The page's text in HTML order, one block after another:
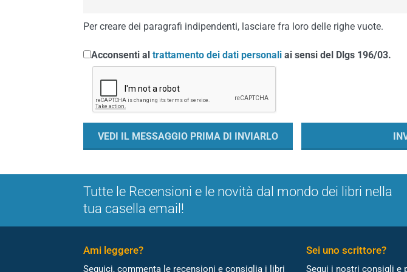
Per creare dei paragrafi indipendenti, lasciare fra loro delle righe vuote.
Acconsenti al trattamento dei dati personali ai sensi del Dlgs 196/03.
Tutte le Recensioni e le novità dal mondo dei libri nella
tua casella email!
Ami leggere?
Seguici, commenta le recensioni e consiglia i libri
Sei uno scrittore?
Segui i nostri consigli e